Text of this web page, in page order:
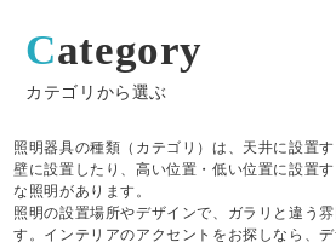
Category
カテゴリから選ぶ
照明器具の種類（カテゴリ）は、天井に設置
壁に設置したり、高い位置・低い位置に設置
な照明があります。
照明の設置場所やデザインで、ガラリと違う
す。インテリアのアクセントをお探しなら、